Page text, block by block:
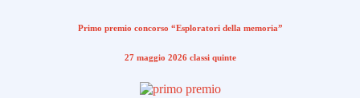
Primo premio concorso “Esploratori della memoria”
27 maggio 2026 classi quinte